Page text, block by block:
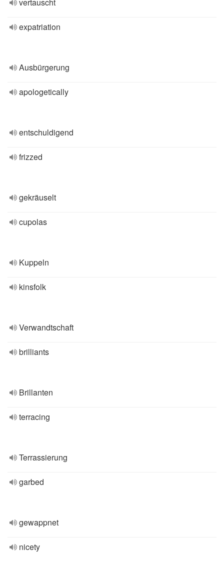
expatriation
Ausbürgerung
apologetically
entschuldigend
frizzed
gekräuselt
cupolas
Kuppeln
kinsfolk
Verwandtschaft
brilliants
Brillanten
terracing
Terrassierung
garbed
gewappnet
nicety